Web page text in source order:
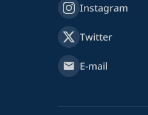
Instagram
Twitter
E-mail